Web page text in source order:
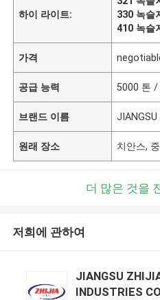
하이 라이트:
330 녹슬
410 녹슬
가격
공급 능력 5000 톤 /
브랜드 이름
원래 장소 치안스,
더 많은 것을
저희에 관하여
JIANGSU
INDUSTRIES